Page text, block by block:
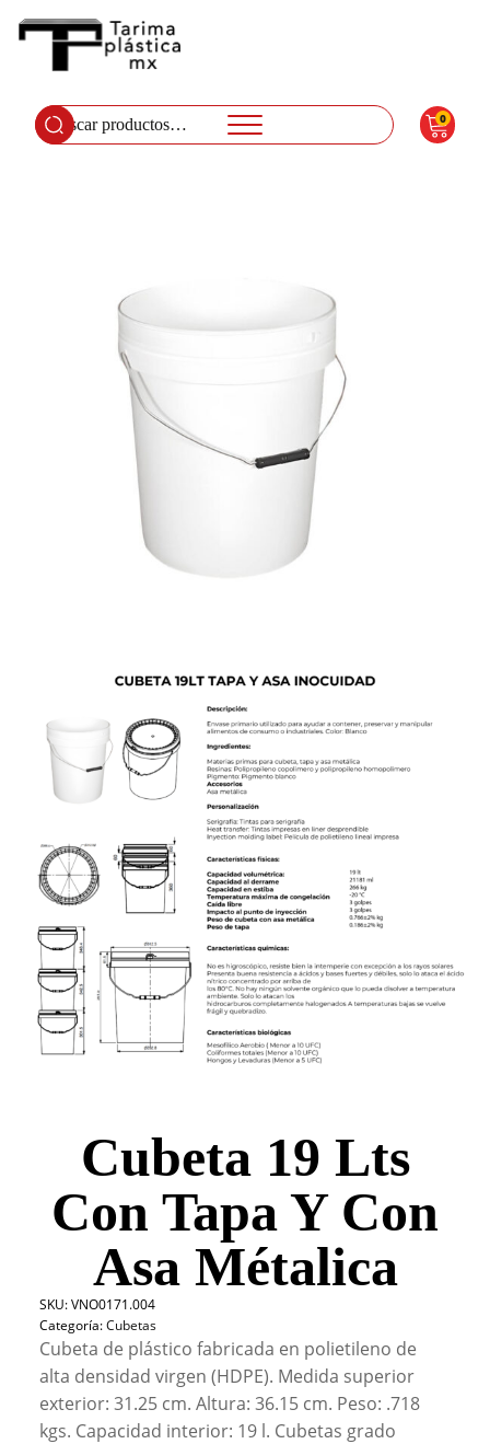
Buscar
por:
0
Cubeta 19 Lts
Con Tapa Y Con
Asa Métalica
SKU:VNO0171.004
Categoría:Cubetas
Cubeta de plástico fabricada en polietileno de
alta densidad virgen (HDPE). Medida superior
exterior: 31.25 cm. Altura: 36.15 cm. Peso: .718
kgs. Capacidad interior: 19 l. Cubetas grado